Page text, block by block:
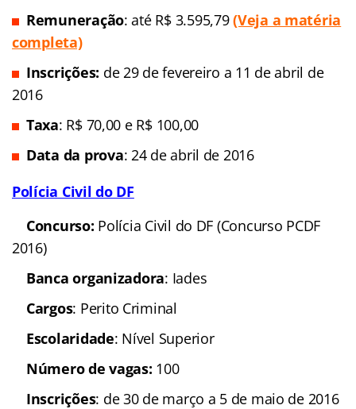
Remuneração: até R$ 3.595,79(Veja a matéria
completa)
Inscrições: de 29 de fevereiro a 11 de abril de
2016
Taxa: R$ 70,00 e R$ 100,00
Data da prova: 24 de abril de 2016
Polícia Civil do DF
Concurso: Polícia Civil do DF (Concurso PCDF
2016)
Banca organizadora: Iades
Cargos: Perito Criminal
Escolaridade: Nível Superior
Número de vagas: 100
Inscrições: de 30 de março a 5 de maio de 2016